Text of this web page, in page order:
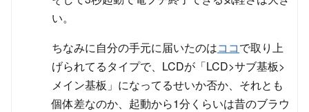
い。
ちなみに自分の手元に届いたのはココで取り上
げられてるタイプで、LCDが「LCD>サブ基板>
メイン基板」になってるせいか否か、それとも
個体差なのか、起動から1分くらいは昔のブラウ